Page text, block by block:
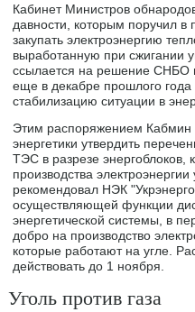
Кабинет Министров
давности, которым поручил
закупать электроэнергию
выработанную при сжигании
ссылается на решение СНБО
еще в декабре прошлого
стабилизацию ситуации в
Этим распоряжением Кабмин
энергетики утвердить
ТЭС в разрезе энергоблоков,
производства
рекомендовал НЭК
осуществляющей функции
энергетической системы, в
добро на производство
которые работают на угле.
действовать до 1 ноября.
Уголь против газа